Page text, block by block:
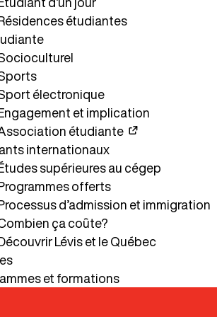
étudiantes
électronique
et implication
étudiante
internationaux
supérieures au cégep
offerts
d’admission et immigration
ça coûte?
Lévis et le Québec
et formations